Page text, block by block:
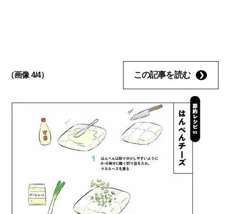
（画像 4/4） この記事を読む